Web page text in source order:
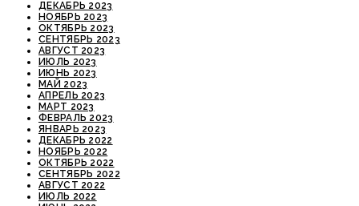
ДЕКАБРЬ 2023
НОЯБРЬ 2023
ОКТЯБРЬ 2023
СЕНТЯБРЬ 2023
АВГУСТ 2023
ИЮЛЬ 2023
ИЮНЬ 2023
МАЙ 2023
АПРЕЛЬ 2023
МАРТ 2023
ФЕВРАЛЬ 2023
ЯНВАРЬ 2023
ДЕКАБРЬ 2022
НОЯБРЬ 2022
ОКТЯБРЬ 2022
СЕНТЯБРЬ 2022
АВГУСТ 2022
ИЮЛЬ 2022